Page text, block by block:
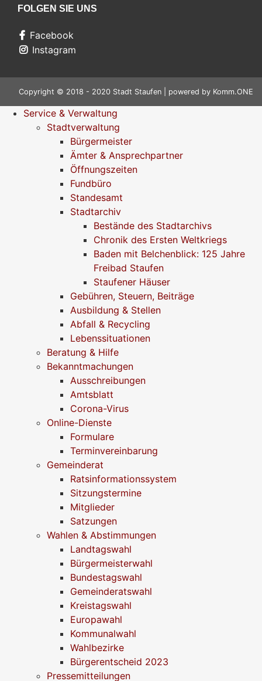
FOLGEN SIE UNS
Facebook
Instagram
Copyright © 2018 - 2020 Stadt Staufen | powered by Komm.ONE
Service & Verwaltung
Stadtverwaltung
Bürgermeister
Ämter & Ansprechpartner
Öffnungszeiten
Fundbüro
Standesamt
Stadtarchiv
Bestände des Stadtarchivs
Chronik des Ersten Weltkriegs
Baden mit Belchenblick: 125 Jahre
Freibad Staufen
Staufener Häuser
Gebühren, Steuern, Beiträge
Ausbildung & Stellen
Abfall & Recycling
Lebenssituationen
Beratung & Hilfe
Bekanntmachungen
Ausschreibungen
Amtsblatt
Corona-Virus
Online-Dienste
Formulare
Terminvereinbarung
Gemeinderat
Ratsinformationssystem
Sitzungstermine
Mitglieder
Satzungen
Wahlen & Abstimmungen
Landtagswahl
Bürgermeisterwahl
Bundestagswahl
Gemeinderatswahl
Kreistagswahl
Europawahl
Kommunalwahl
Wahlbezirke
Bürgerentscheid 2023
Pressemitteilungen